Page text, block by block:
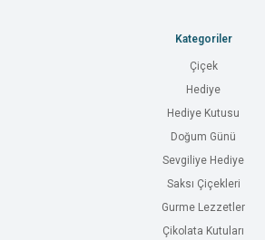
Kategoriler
Çiçek
Hediye
Hediye Kutusu
Doğum Günü
Sevgiliye Hediye
Saksı Çiçekleri
Gurme Lezzetler
Çikolata Kutuları